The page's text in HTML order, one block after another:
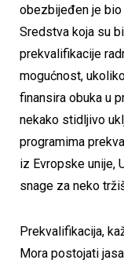
obezbijeđen je bio
Sredstva koja su
prekvalifikacije
mogućnost,
finansira obuka u
nekako stidljivo
programima
iz Evropske unije,
snage za neko
Prekvalifikacija,
Mora postojati